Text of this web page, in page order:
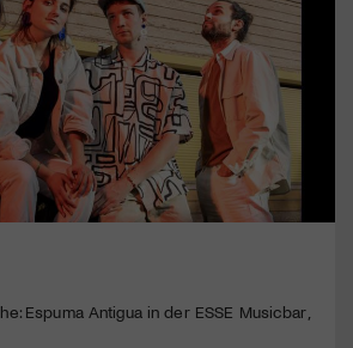
Espuma Antigua in der ESSE Musicbar,